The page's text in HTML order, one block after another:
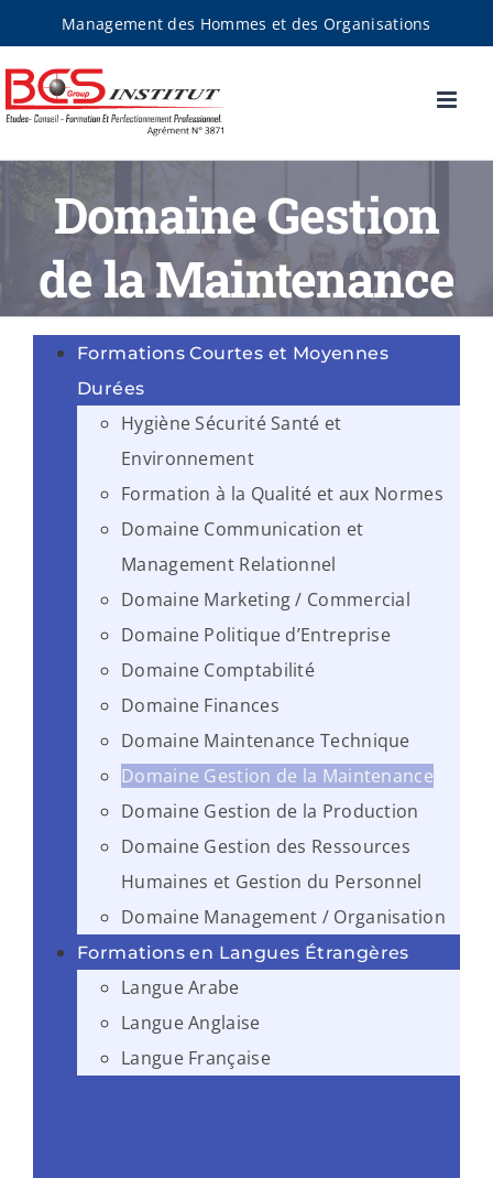
au
contenu
Management des Hommes et des Organisations
Domaine Gestion
de la Maintenance
Formations Courtes et Moyennes
Durées
Hygiène Sécurité Santé et
Environnement
Formation à la Qualité et aux Normes
Domaine Communication et
Management Relationnel
Domaine Marketing / Commercial
Domaine Politique d’Entreprise
Domaine Comptabilité
Domaine Finances
Domaine Maintenance Technique
Domaine Gestion de la Maintenance
Domaine Gestion de la Production
Domaine Gestion des Ressources
Humaines et Gestion du Personnel
Domaine Management / Organisation
Formations en Langues Étrangères
Langue Arabe
Langue Anglaise
Langue Française